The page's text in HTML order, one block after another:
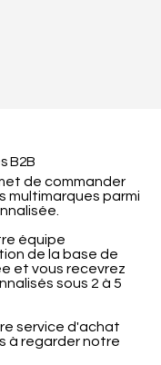
B2B
de commander
multimarques parmi
équipe
de la base de
et vous recevrez
sous 2 à 5
service d'achat
à regarder notre